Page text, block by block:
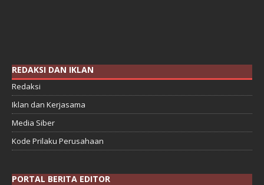
REDAKSI DAN IKLAN
Redaksi
Iklan dan Kerjasama
Media Siber
Kode Prilaku Perusahaan
PORTAL BERITA EDITOR